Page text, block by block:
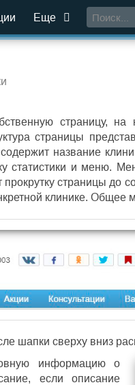
Еще
страницу, на
страницы
название
статистики и меню.
страницы до
клинике.
шапки сверху вниз
информацию о
если описание